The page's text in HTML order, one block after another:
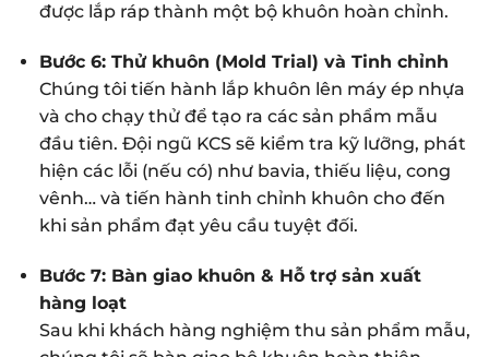
được lắp ráp thành một bộ khuôn hoàn chỉnh.
Bước 6: Thử khuôn (Mold Trial) và Tinh chỉnh
Chúng tôi tiến hành lắp khuôn lên máy ép nhựa
và cho chạy thử để tạo ra các sản phẩm mẫu
đầu tiên. Đội ngũ KCS sẽ kiểm tra kỹ lưỡng, phát
hiện các lỗi (nếu có) như bavia, thiếu liệu, cong
vênh… và tiến hành tinh chỉnh khuôn cho đến
khi sản phẩm đạt yêu cầu tuyệt đối.
Bước 7: Bàn giao khuôn & Hỗ trợ sản xuất
hàng loạt
Sau khi khách hàng nghiệm thu sản phẩm mẫu,